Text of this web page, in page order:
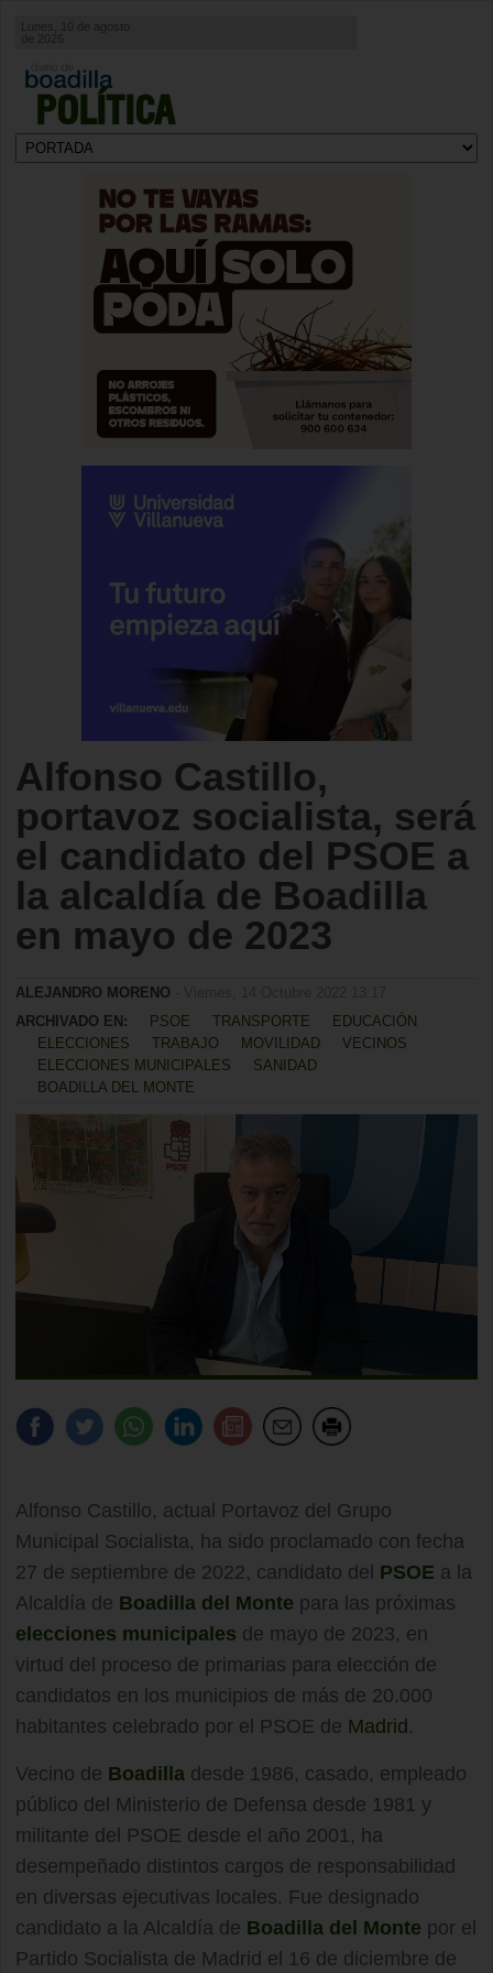
POLÍTICA
Lunes, 10 de agosto
Alfonso Castillo,
portavoz socialista, será
el candidato del PSOE a
la alcaldía de Boadilla
en mayo de 2023
ALEJANDRO MORENO
ARCHIVADO EN:
PSOE TRANSPORTE
EDUCACIÓN
ELECCIONES
TRABAJO MOVILIDAD
VECINOS
ELECCIONES MUNICIPALES
SANIDAD
BOADILLA DEL MONTE
Alfonso Castillo, actual Portavoz del Grupo
Municipal Socialista, ha sido proclamado con fecha
27 de septiembre de 2022, candidato del PSOE a la
Alcaldía de Boadilla del Monte para las próximas
elecciones municipales de mayo de 2023, en
virtud del proceso de primarias para elección de
candidatos en los municipios de más de 20.000
habitantes celebrado por el PSOE de Madrid.
Vecino de Boadilla desde 1986, casado, empleado
público del Ministerio de Defensa desde 1981 y
militante del PSOE desde el año 2001, ha
desempeñado distintos cargos de responsabilidad
en diversas ejecutivas locales. Fue designado
candidato a la Alcaldía de Boadilla del Monte por el
Partido Socialista de Madrid el 16 de diciembre de